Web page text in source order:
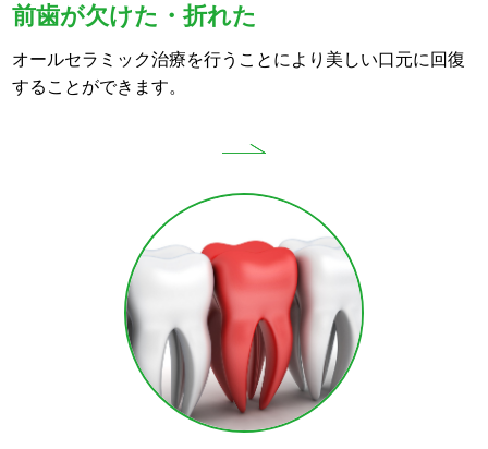
前歯が欠けた・折れた
オールセラミック治療を行うことにより美しい口元に回復
することができます。